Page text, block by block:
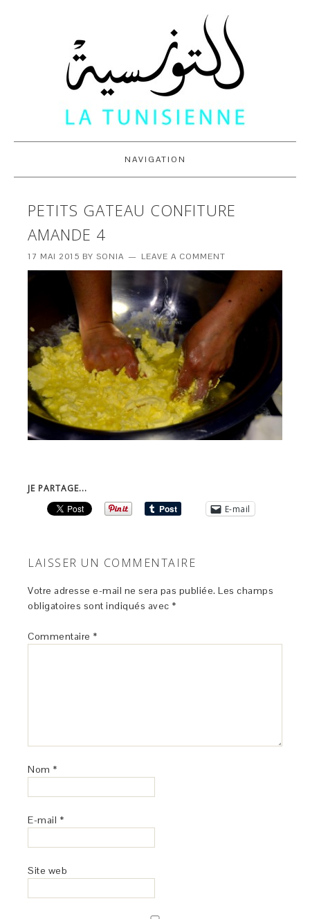
NAVIGATION
PETITS GATEAU CONFITURE
AMANDE 4
17 MAI 2015 BYSONIA LEAVE A COMMENT
JE PARTAGE...
E-mail
LAISSER UN COMMENTAIRE
Votre adresse e-mail ne sera pas publiée. Les champs
obligatoires sont indiqués avec *
Commentaire *
Nom *
E-mail *
Site web